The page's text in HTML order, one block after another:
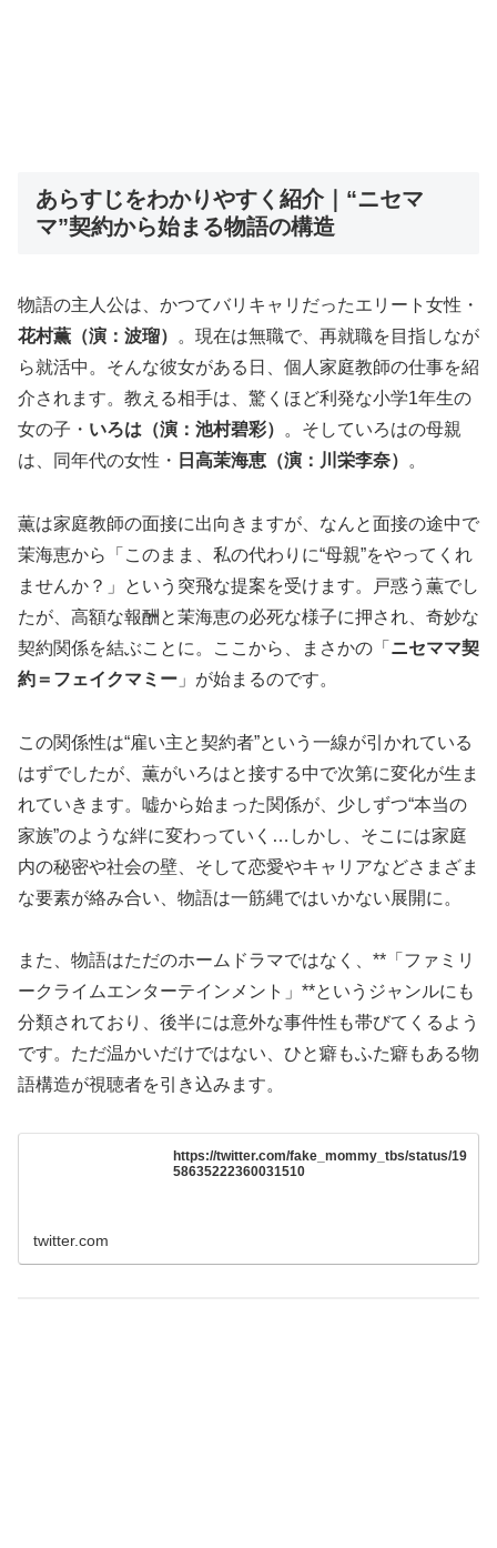
あらすじをわかりやすく紹介｜“ニセマ
マ”契約から始まる物語の構造
物語の主人公は、かつてバリキャリだったエリート女性・
花村薫（演：波瑠）
。現在は無職で、再就職を目指しなが
ら就活中。そんな彼女がある日、個人家庭教師の仕事を紹
介されます。教える相手は、驚くほど利発な小学1年生の
女の子・ いろは（演：池村碧彩）
。そしていろはの母親
は、同年代の女性・ 日高茉海恵（演：川栄李奈） 。
薫は家庭教師の面接に出向きますが、なんと面接の途中で
茉海恵から「このまま、私の代わりに“母親”をやってくれ
ませんか？」という突飛な提案を受けます。戸惑う薫でし
たが、高額な報酬と茉海恵の必死な様子に押され、奇妙な
契約関係を結ぶことに。ここから、まさかの「 ニセママ契
約＝フェイクマミー 」が始まるのです。
この関係性は“雇い主と契約者”という一線が引かれている
はずでしたが、薫がいろはと接する中で次第に変化が生ま
れていきます。嘘から始まった関係が、少しずつ“本当の
家族”のような絆に変わっていく…しかし、そこには家庭
内の秘密や社会の壁、そして恋愛やキャリアなどさまざま
な要素が絡み合い、物語は一筋縄ではいかない展開に。
また、物語はただのホームドラマではなく、**「ファミリ
ークライムエンターテインメント」**というジャンルにも
分類されており、後半には意外な事件性も帯びてくるよう
です。ただ温かいだけではない、ひと癖もふた癖もある物
語構造が視聴者を引き込みます。
https://twitter.com/fake_mommy_tbs/status/19
58635222360031510
twitter.com